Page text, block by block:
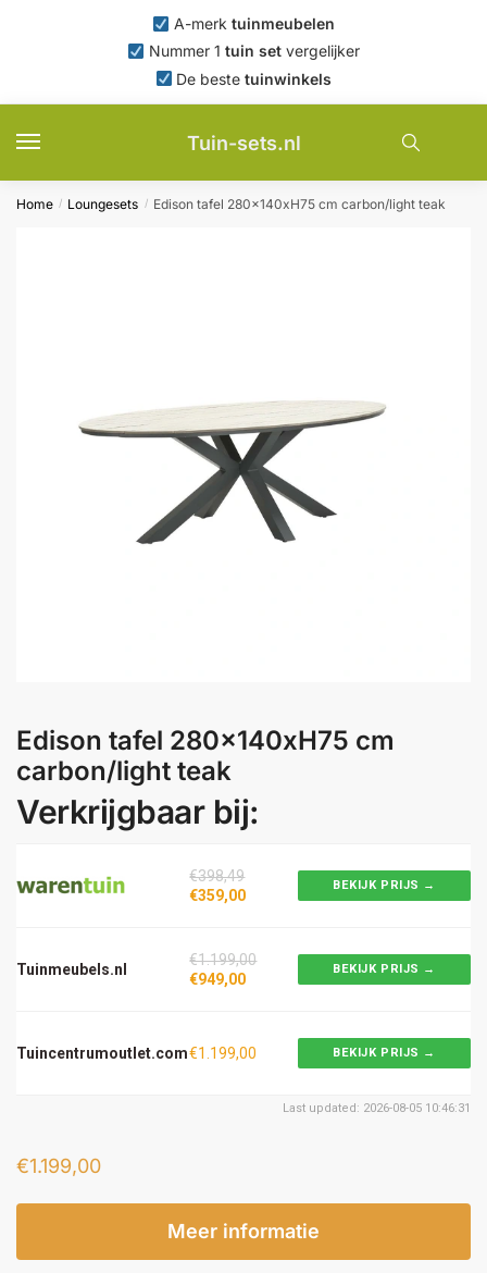
A-merk tuinmeubelen
Nummer 1 tuin set vergelijker
De bestetuinwinkels
Tuin-sets.nl
Home / Loungesets / Edison tafel 280x140xH75 cm carbon/light teak
Edison tafel 280x140xH75 cm
carbon/light teak
Verkrijgbaar bij:
€398,49
€359,00
BEKIJK PRIJS →
Tuinmeubels.nl
€1.199,00
€949,00
BEKIJK PRIJS →
Tuincentrumoutlet.com€1.199,00 BEKIJK PRIJS →
Last updated: 2026-08-05 10:46:31
€1.199,00
Meer informatie